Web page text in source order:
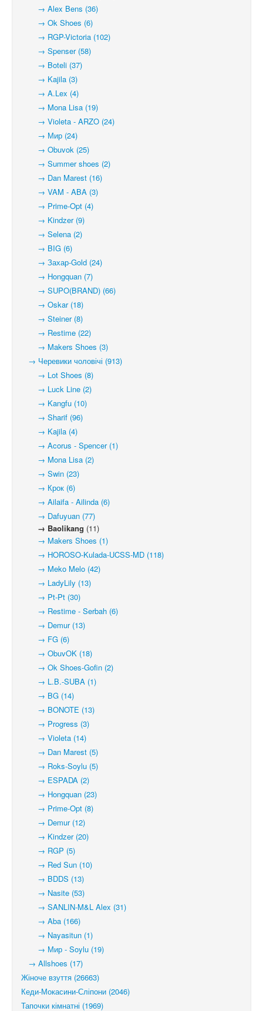
→ Alex Bens (36)
→ Ok Shoes (6)
→ RGP-Victoria (102)
→ Spenser (58)
→ Boteli (37)
→ Kajila (3)
→ A.Lex (4)
→ Mona Lisa (19)
→ Violeta - ARZO (24)
→ Мир (24)
→ Obuvok (25)
→ Summer shoes (2)
→ Dan Marest (16)
→ VAM - ABA (3)
→ Prime-Opt (4)
→ Kindzer (9)
→ Selena (2)
→ BIG (6)
→ Захар-Gold (24)
→ Hongquan (7)
→ SUPO(BRAND) (66)
→ Oskar (18)
→ Steiner (8)
→ Restime (22)
→ Makers Shoes (3)
→ Черевики чоловічі (913)
→ Lot Shoes (8)
→ Luck Line (2)
→ Kangfu (10)
→ Sharif (96)
→ Kajila (4)
→ Acorus - Spencer (1)
→ Mona Lisa (2)
→ Swin (23)
→ Крок (6)
→ Ailaifa - Ailinda (6)
→ Dafuyuan (77)
→ Baolikang (11)
→ Makers Shoes (1)
→ HOROSO-Kulada-UCSS-MD (118)
→ Meko Melo (42)
→ LadyLily (13)
→ Pt-Pt (30)
→ Restime - Serbah (6)
→ Demur (13)
→ FG (6)
→ ObuvOK (18)
→ Ok Shoes-Gofin (2)
→ L.B.-SUBA (1)
→ BG (14)
→ BONOTE (13)
→ Progress (3)
→ Violeta (14)
→ Dan Marest (5)
→ Roks-Soylu (5)
→ ESPADA (2)
→ Hongquan (23)
→ Prime-Opt (8)
→ Demur (12)
→ Kindzer (20)
→ RGP (5)
→ Red Sun (10)
→ BDDS (13)
→ Nasite (53)
→ SANLIN-M&L Alex (31)
→ Aba (166)
→ Nayasitun (1)
→ Мир - Soylu (19)
→ Allshoes (17)
Жіноче взуття (26663)
Кеди-Мокасини-Сліпони (2046)
Тапочки кімнатні (1969)